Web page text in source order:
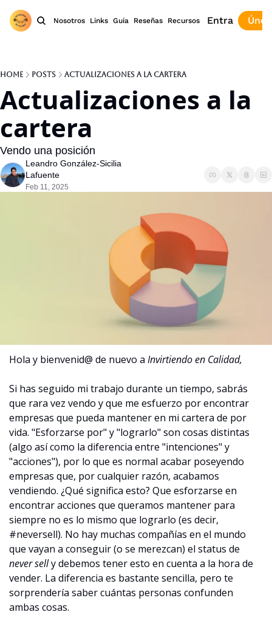
Nosotros Links Guía Reseñas Recursos Entra
Home Posts Actualizaciones a la cartera
Actualizaciones a la
cartera
Vendo una posición
Leandro González-Sicilia
Lafuente
Feb 11, 2025
Hola y bienvenid@ de nuevo a Invirtiendo en Calidad,
Si has seguido mi trabajo durante un tiempo, sabrás
que rara vez vendo y que me esfuerzo por encontrar
empresas que pueda mantener en mi cartera de por
vida. "Esforzarse por" y "lograrlo" son cosas distintas
(algo así como la diferencia entre "intenciones" y
"acciones"), por lo que es normal acabar poseyendo
empresas que, por cualquier razón, acabamos
vendiendo. ¿Qué significa esto? Que esforzarse en
encontrar acciones que queramos mantener para
siempre no es lo mismo que lograrlo (es decir,
#neversell). No hay muchas compañías en el mundo
never sell y debemos tener esto en cuenta a la hora de
vender. La diferencia es bastante sencilla, pero te
sorprendería saber cuántas personas confunden
ambas cosas.